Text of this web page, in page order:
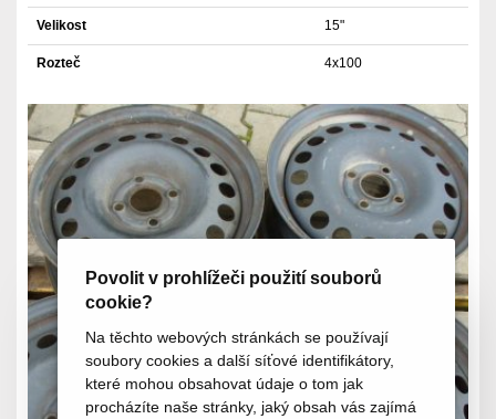
Povolit v prohlížeči použití souborů
cookie?
Na těchto webových stránkách se používají
soubory cookies a další síťové identifikátory,
které mohou obsahovat údaje o tom jak
procházíte naše stránky, jaký obsah vás zajímá
Velikost 15"
Rozteč 4x100